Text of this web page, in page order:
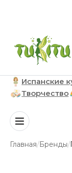
Испанские
Творчество
Главная/Бренды/